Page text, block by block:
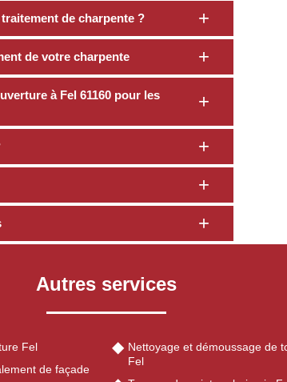
de charpente ?
de votre charpente
à Fel 61160 pour les
Autres services
Fel
de façade
Nettoyage et démoussage de
Fel